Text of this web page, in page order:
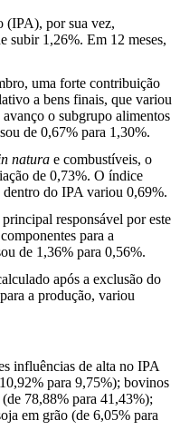
(IPA), por sua vez,
subir 1,26%. Em 12 meses,
uma forte contribuição
a bens finais, que variou
o subgrupo alimentos
de 0,67% para 1,30%.
natura e combustíveis, o
de 0,73%. O índice
dentro do IPA variou 0,69%.
responsável por este
para a
de 1,36% para 0,56%.
após a exclusão do
a produção, variou
influências de alta no IPA
para 9,75%); bovinos
78,88% para 41,43%);
em grão (de 6,05% para